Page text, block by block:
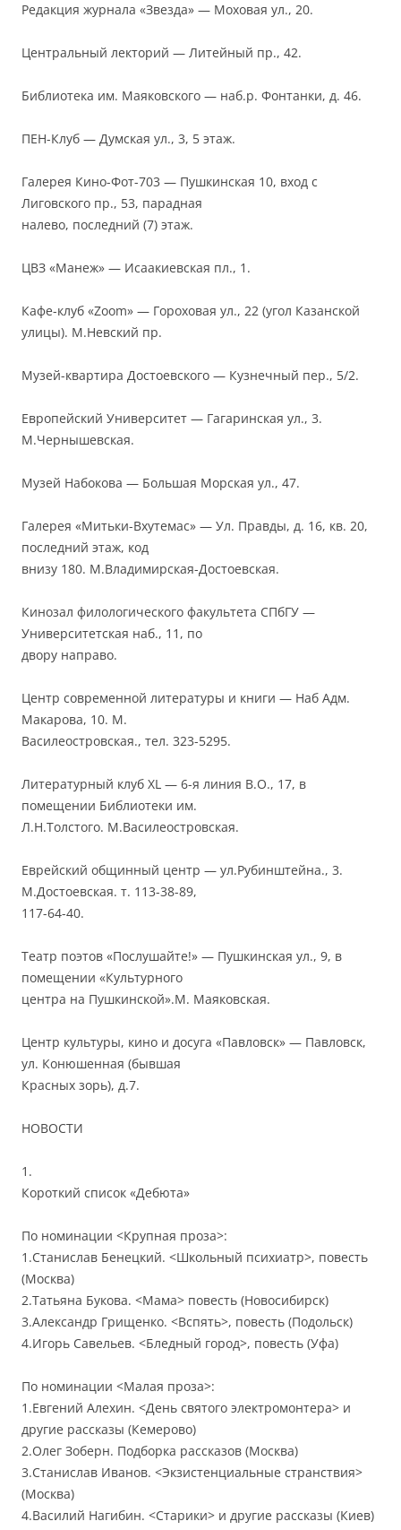
Редакция журнала «Звезда» — Моховая ул., 20.
Центральный лекторий — Литейный пр., 42.
Библиотека им. Маяковского — наб.р. Фонтанки, д. 46.
ПЕН-Клуб — Думская ул., 3, 5 этаж.
Галерея Кино-Фот-703 — Пушкинская 10, вход с
Лиговского пр., 53, парадная
налево, последний (7) этаж.
ЦВЗ «Манеж» — Исаакиевская пл., 1.
Кафе-клуб «Zoom» — Гороховая ул., 22 (угол Казанской
улицы). М.Невский пр.
Музей-квартира Достоевского — Кузнечный пер., 5/2.
Европейский Университет — Гагаринская ул., 3.
М.Чернышевская.
Музей Набокова — Большая Морская ул., 47.
Галерея «Митьки-Вхутемас» — Ул. Правды, д. 16, кв. 20,
последний этаж, код
внизу 180. М.Владимирская-Достоевская.
Кинозал филологического факультета СПбГУ —
Университетская наб., 11, по
двору направо.
Центр современной литературы и книги — Наб Адм.
Макарова, 10. М.
Василеостровская., тел. 323-5295.
Литературный клуб XL — 6-я линия В.О., 17, в
помещении Библиотеки им.
Л.Н.Толстого. М.Василеостровская.
Еврейский общинный центр — ул.Рубинштейна., 3.
М.Достоевская. т. 113-38-89,
117-64-40.
Театр поэтов «Послушайте!» — Пушкинская ул., 9, в
помещении «Культурного
центра на Пушкинской».М. Маяковская.
Центр культуры, кино и досуга «Павловск» — Павловск,
ул. Конюшенная (бывшая
Красных зорь), д.7.
НОВОСТИ
1.
Короткий список «Дебюта»
По номинации <Крупная проза>:
1.Станислав Бенецкий. <Школьный психиатр>, повесть
(Москва)
2.Татьяна Букова. <Мама> повесть (Новосибирск)
3.Александр Грищенко. <Вспять>, повесть (Подольск)
4.Игорь Савельев. <Бледный город>, повесть (Уфа)
По номинации <Малая проза>:
1.Евгений Алехин. <День святого электромонтера> и
другие рассказы (Кемерово)
2.Олег Зоберн. Подборка рассказов (Москва)
3.Станислав Иванов. <Экзистенциальные странствия>
(Москва)
4.Василий Нагибин. <Старики> и другие рассказы (Киев)